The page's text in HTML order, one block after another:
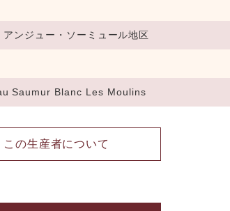
ンジュー・ソーミュール地区
Saumur Blanc Les Moulins
この生産者について